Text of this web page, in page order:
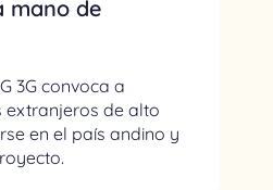
mano de
3G convoca a
extranjeros de alto
en el país andino y